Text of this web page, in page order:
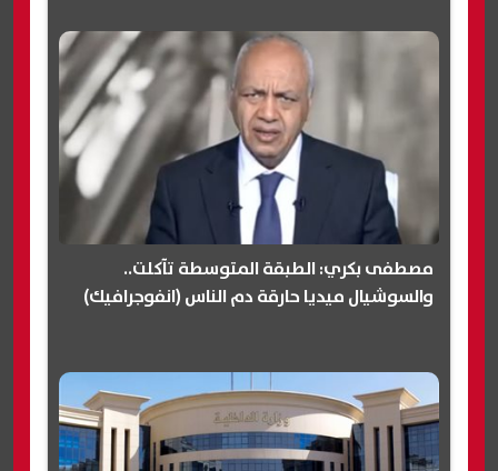
مصطفى بكري: الطبقة المتوسطة تآكلت..
والسوشيال ميديا حارقة دم الناس (انفوجرافيك)